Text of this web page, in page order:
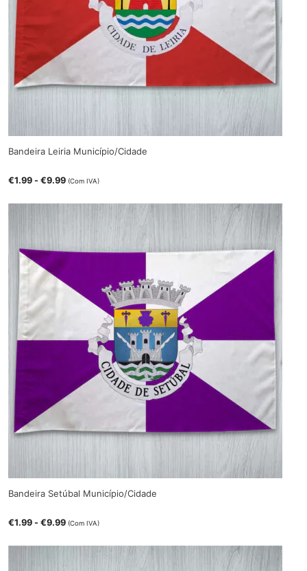
Bandeira Leiria Município/Cidade
€1.99 -€9.99 (Com IVA)
Bandeira Setúbal Município/Cidade
€1.99 -€9.99 (Com IVA)